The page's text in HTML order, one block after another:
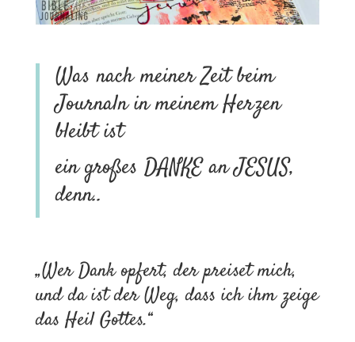
Was nach meiner Zeit beim
Journaln in meinem Herzen
bleibt ist
ein großes DANKE an JESUS,
denn..
„Wer Dank opfert, der preiset mich,
und da ist der Weg, dass ich ihm zeige
das Heil Gottes.“